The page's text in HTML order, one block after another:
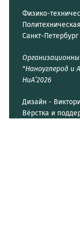
Физико-
Санкт-Петербург
"Наноуглерод и
НиА’2026
Дизайн -
Вёрстка и